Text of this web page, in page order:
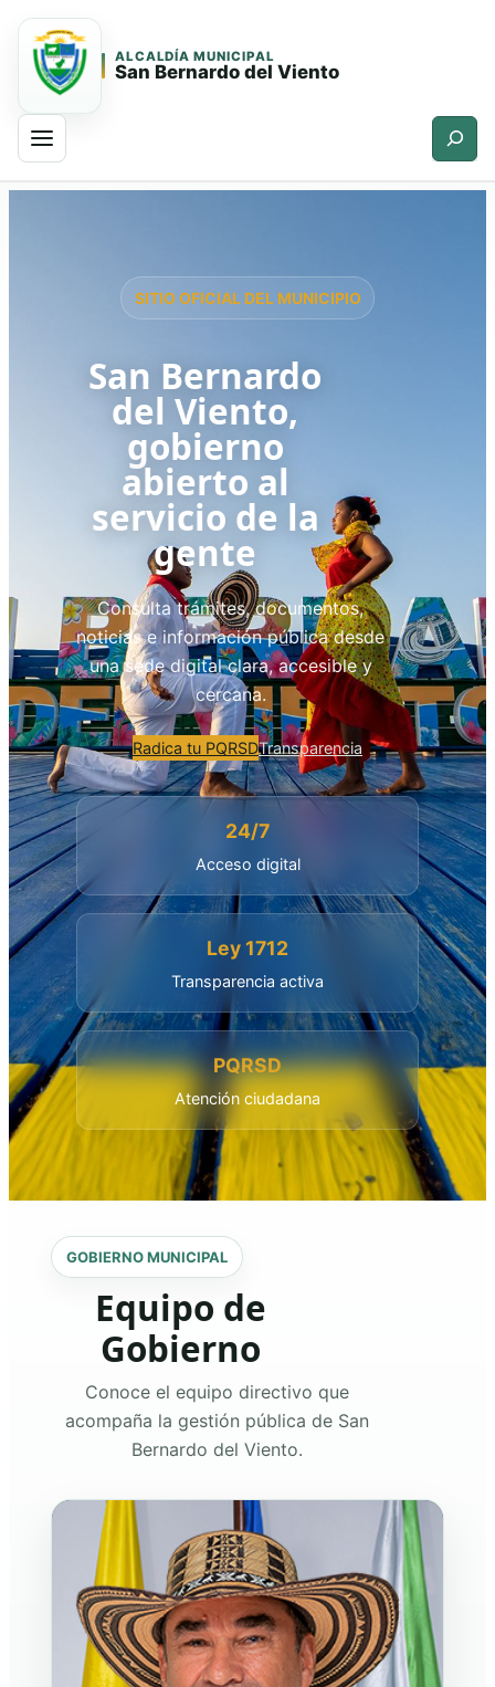
ALCALDÍA MUNICIPAL
San Bernardo del Viento
Buscar
SITIO OFICIAL DEL MUNICIPIO
San Bernardo
del Viento,
gobierno
abierto al
servicio de la
gente
Consulta trámites, documentos,
noticias e información pública desde
una sede digital clara, accesible y
cercana.
Radica tu PQRSDTransparencia
24/7
Acceso digital
Ley 1712
Transparencia activa
PQRSD
Atención ciudadana
GOBIERNO MUNICIPAL
Equipo de
Gobierno
Conoce el equipo directivo que
acompaña la gestión pública de San
Bernardo del Viento.